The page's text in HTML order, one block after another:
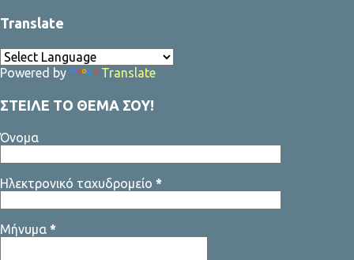
Translate
Powered by Translate
ΣΤΕΙΛΕ ΤΟ ΘΕΜΑ ΣΟΥ!
Όνομα
Ηλεκτρονικό ταχυδρομείο *
Μήνυμα *